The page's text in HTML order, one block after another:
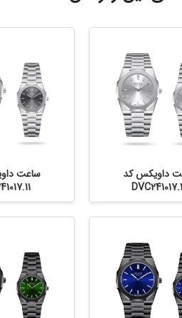
داویکس کد
ساعت